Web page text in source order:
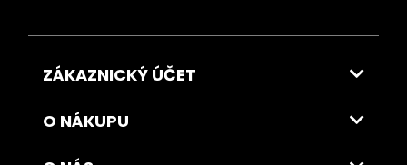
ZÁKAZNICKÝ ÚČET
O NÁKUPU